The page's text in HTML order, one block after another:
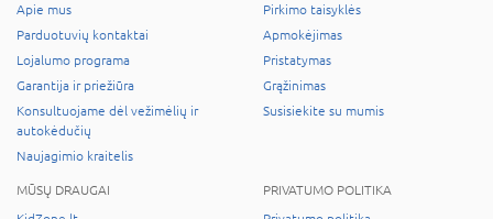
Apie mus
Parduotuvių kontaktai
Lojalumo programa
Garantija ir priežiūra
Konsultuojame dėl vežimėlių ir
autokėdučių
Naujagimio kraitelis
Pirkimo taisyklės
Apmokėjimas
Pristatymas
Grąžinimas
Susisiekite su mumis
MŪSŲ DRAUGAI
PRIVATUMO POLITIKA